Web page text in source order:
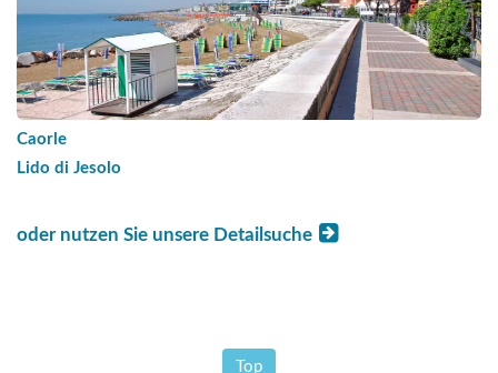
Caorle
Lido di Jesolo
oder nutzen Sie unsere Detailsuche
Top